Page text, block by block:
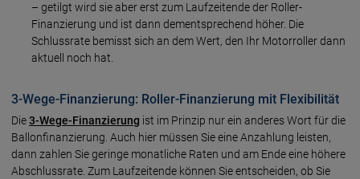
– getilgt wird sie aber erst zum Laufzeitende der Roller-
Finanzierung und ist dann dementsprechend höher. Die
Schlussrate bemisst sich an dem Wert, den Ihr Motorroller dann
aktuell noch hat.
3-Wege-Finanzierung: Roller-Finanzierung mit Flexibilität
Die3-Wege-Finanzierung ist im Prinzip nur ein anderes Wort für die
Ballonfinanzierung. Auch hier müssen Sie eine Anzahlung leisten,
dann zahlen Sie geringe monatliche Raten und am Ende eine höhere
Abschlussrate. Zum Laufzeitende können Sie entscheiden, ob Sie